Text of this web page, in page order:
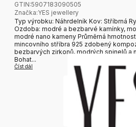
GTIN:5907183090505
Značka:YES jewellery
Typ výrobku: Náhrdelník Kov: Stříbrná
Ozdoba: modré a bezbarvé kamínky,
modré nano kameny Průměrná
mincovního stříbra 925 zdobený
bezbarvých zirkonů, modrých spinelů a
Bohat...
Číst dál